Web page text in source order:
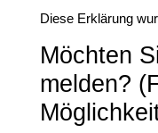
Diese Erklärung
Möchten
melden?